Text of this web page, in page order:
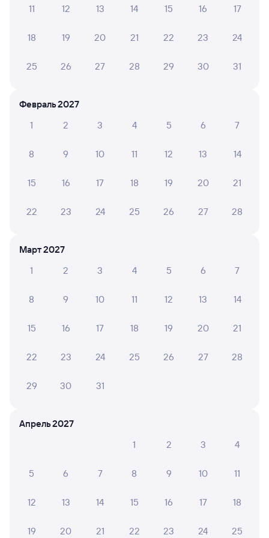
А ещё здесь можно найти
Обратные билеты из Владимира в Могочу
Отели
11 12 13 14 15 16 17
18 19 20 21 22 23 24
25 26 27 28 29 30 31
Февраль 2027
1
2 3 4 5 6 7
8 9 10 11 12 13 14
15 16 17 18 19 20 21
22 23 24 25 26 27 28
Март 2027
1
2 3 4 5 6 7
8 9 10 11 12 13 14
15 16 17 18 19 20 21
22 23 24 25 26 27 28
29 30 31
Апрель 2027
1
2 3 4
5 6 7 8 9 10 11
12 13 14 15 16 17 18
19 20 21 22 23 24 25